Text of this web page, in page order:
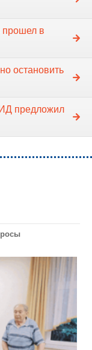
прошел в
остановить
предложил